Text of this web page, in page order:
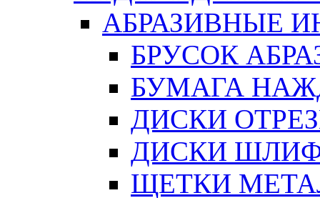
АБРАЗИВНЫЕ
БРУСОК
БУМАГА
ДИСКИ
ДИСКИ
ЩЕТКИ